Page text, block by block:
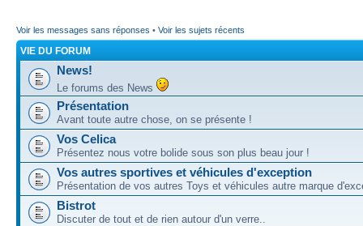
Voir les messages sans réponses • Voir les sujets récents
VIE DU FORUM
News!
Le forums des News
Présentation
Avant toute autre chose, on se présente !
Vos Celica
Présentez nous votre bolide sous son plus beau jour !
Vos autres sportives et véhicules d'exception
Présentation de vos autres Toys et véhicules autre marque
Bistrot
Discuter de tout et de rien autour d'un verre..